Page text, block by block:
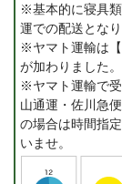
※基本的に寝具
運での配送となり
※ヤマト運輸は
が加わりました。
※ヤマト運輸で
山通運・佐川急
の場合は時間指
いませ。